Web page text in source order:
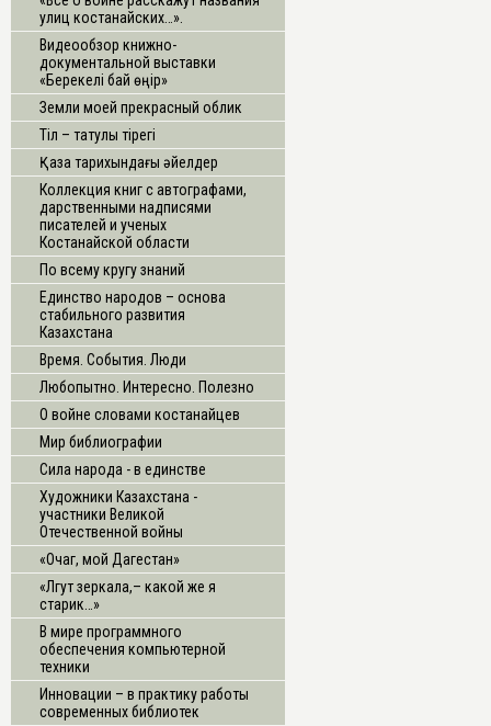
улиц костанайских…».
Видеообзор книжно-
документальной выставки
«Берекелі бай өңір»
Земли моей прекрасный облик
Тіл – татулық тірегі
Қазақ тарихындағы әйелдер
Коллекция книг с автографами,
дарственными надписями
писателей и ученых
Костанайской области
По всему кругу знаний
Единство народов – основа
стабильного развития
Казахстана
Время. События. Люди
Любопытно. Интересно. Полезно
О войне словами костанайцев
Мир библиографии
Сила народа - в единстве
Художники Казахстана -
участники Великой
Отечественной войны
«Очаг, мой Дагестан»
«Лгут зеркала,– какой же я
старик…»
В мире программного
обеспечения компьютерной
техники
Инновации – в практику работы
современных библиотек